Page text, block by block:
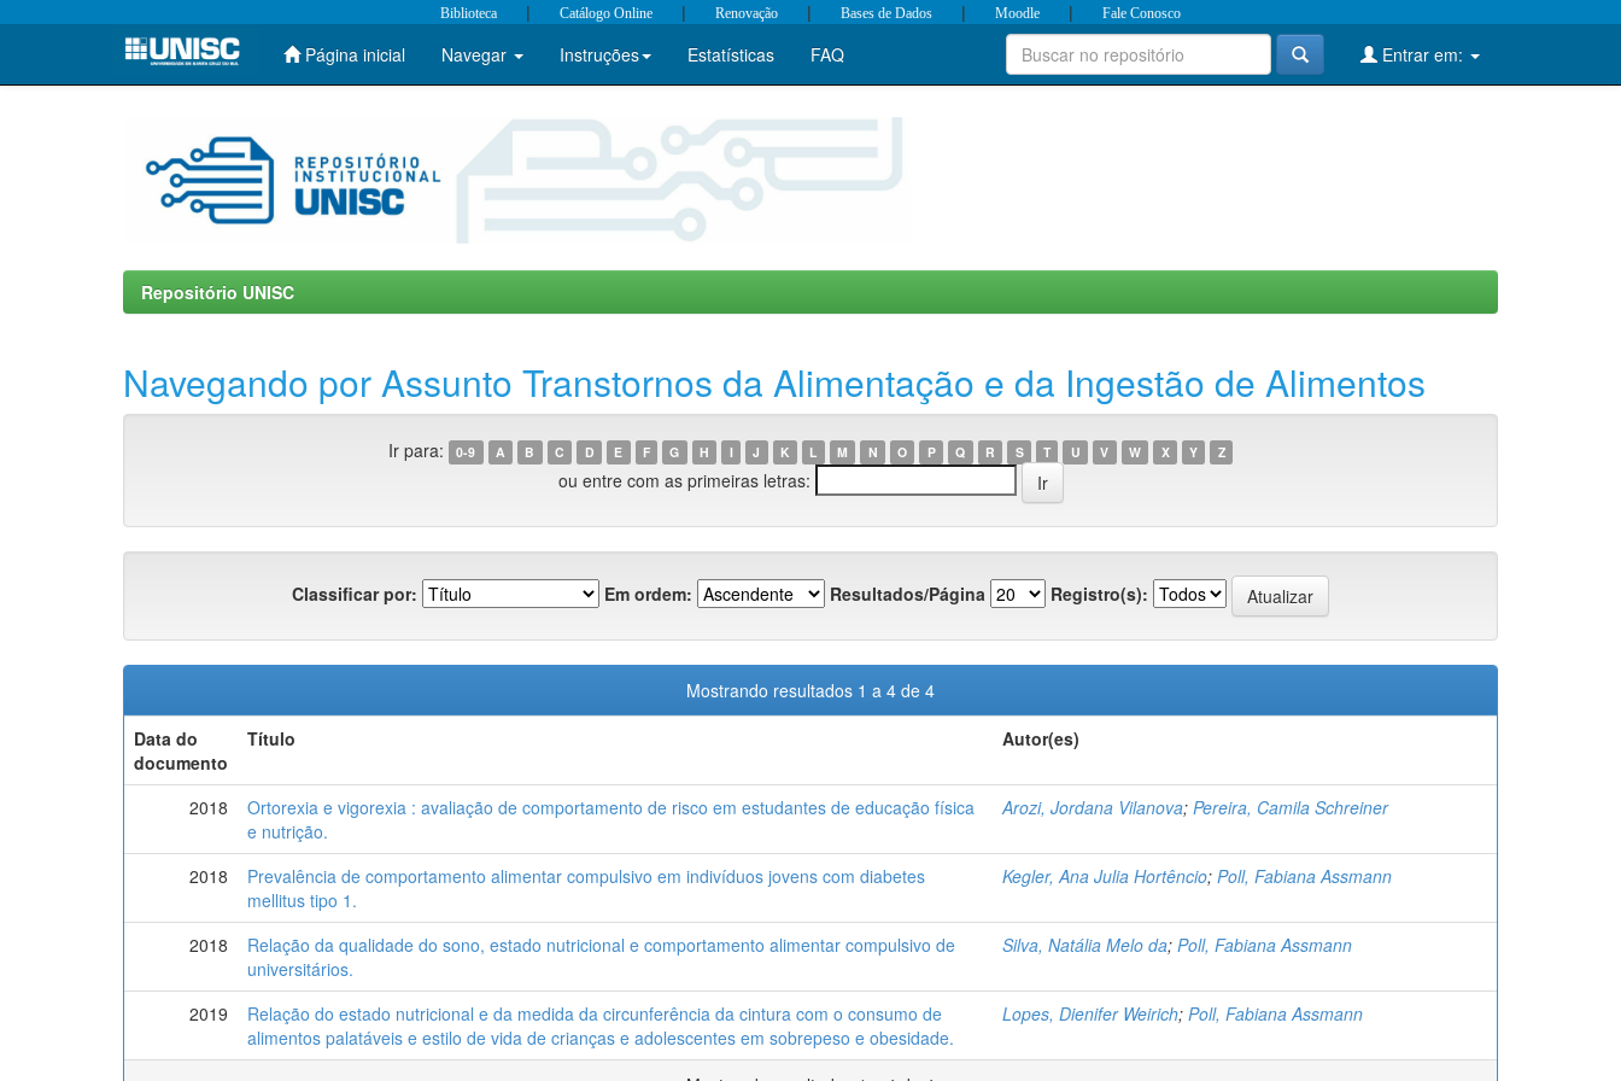
Skip
Biblioteca | Catálogo Online | Renovação | Bases de Dados | Moodle | Fale Conosco
Página inicial Navegar Instruções Estatísticas FAQ Entrar em:
Repositório UNISC
Navegando por Assunto Transtornos da Alimentação e da Ingestão de Alimentos
Ir para: 0-9 A B C D E F G H I J K L M N O P Q R S T U V W X Y Z
ou entre com as primeiras letras:
Classificar por: Em ordem: Resultados/Página Registro(s):
Mostrando resultados 1 a 4 de 4
Data do
documento
Título Autor(es)
2018
Ortorexia e vigorexia : avaliação de comportamento de risco em estudantes de educação física
e nutrição.
Arozi, Jordana Vilanova; Pereira, Camila Schreiner
2018
Prevalência de comportamento alimentar compulsivo em indivíduos jovens com diabetes
mellitus tipo 1.
Kegler, Ana Julia Hortêncio; Poll, Fabiana Assmann
2018
Relação da qualidade do sono, estado nutricional e comportamento alimentar compulsivo de
universitários.
Silva, Natália Melo da; Poll, Fabiana Assmann
2019
Relação do estado nutricional e da medida da circunferência da cintura com o consumo de
alimentos palatáveis e estilo de vida de crianças e adolescentes em sobrepeso e obesidade.
Lopes, Dienifer Weirich; Poll, Fabiana Assmann